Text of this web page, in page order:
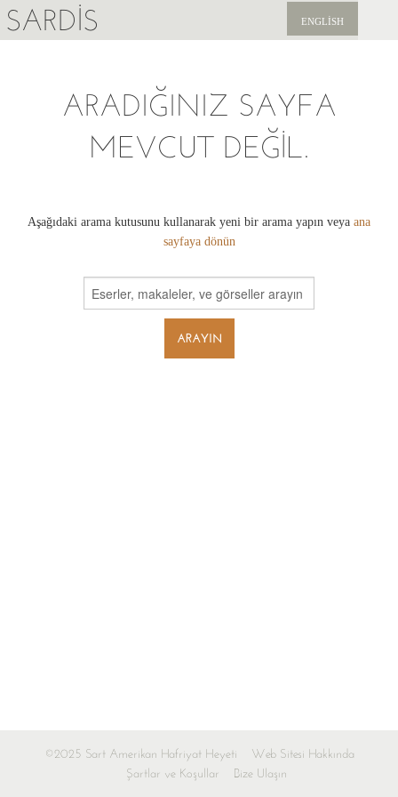
SARDIS ENGLISH
ARADIĞINIZ SAYFA
MEVCUT DEĞIL.
Aşağıdaki arama kutusunu kullanarak yeni bir arama yapın veya ana
sayfaya dönün
©2025 Sart Amerikan Hafriyat Heyeti
Web Sitesi Hakkında
Şartlar ve Koşullar
Bize Ulaşın